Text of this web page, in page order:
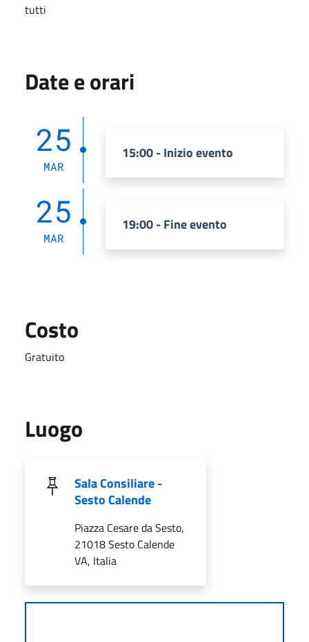
tutti
Date e orari
25
MAR
15:00 - Inizio evento
25
MAR
19:00 - Fine evento
Costo
Gratuito
Luogo
Sala Consiliare -
Sesto Calende
Piazza Cesare da Sesto,
21018 Sesto Calende
VA, Italia